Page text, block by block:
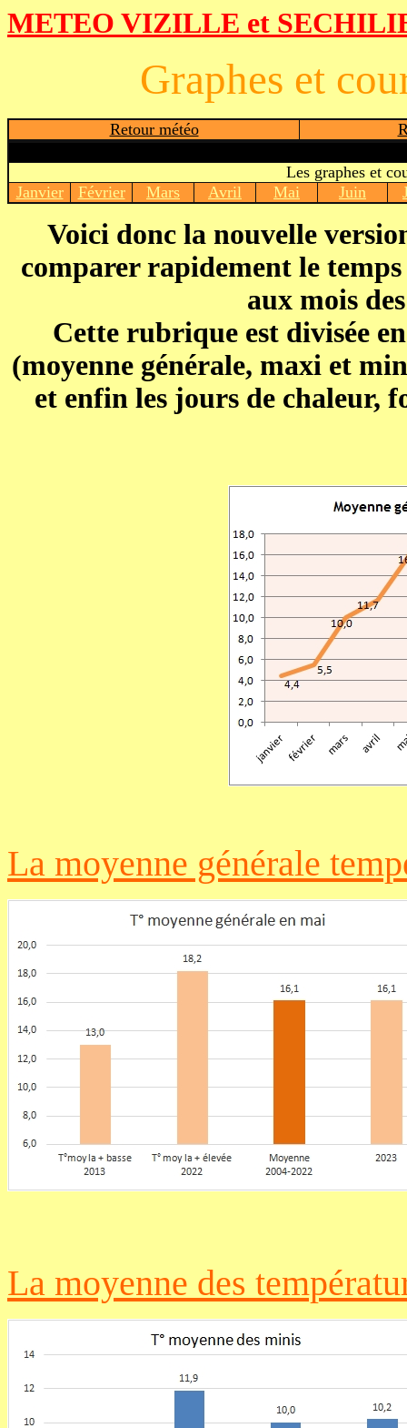
METEO VIZILLE et
Graphes et
Retour météo
Les graphes et
Janvier
Février Mars Avril Mai Juin
Voici donc la nouvelle
comparer rapidement le
aux mois
Cette rubrique est divisée
(moyenne générale, maxi et
et enfin les jours de chaleur,
La moyenne générale
La moyenne des